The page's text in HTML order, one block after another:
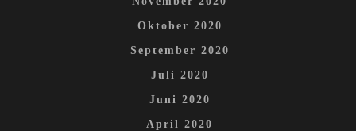
Oktober 2020
September 2020
Juli 2020
Juni 2020
April 2020